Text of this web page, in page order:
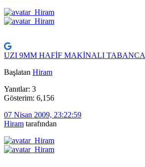
UZI 9MM HAFİF MAKİNALI TABANCA
Başlatan Hiram
Yanıtlar: 3
Gösterim: 6,156
07 Nisan 2009, 23:22:59
Hiram tarafından